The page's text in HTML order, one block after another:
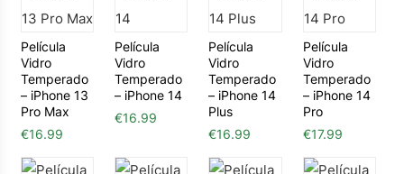
Película
Vidro
Temperado
– iPhone 13
Pro Max
€16.99
Película
Vidro
Temperado
– iPhone 14
€16.99
Película
Vidro
Temperado
– iPhone 14
Plus
€16.99
Película
Vidro
Temperado
– iPhone 14
Pro
€17.99